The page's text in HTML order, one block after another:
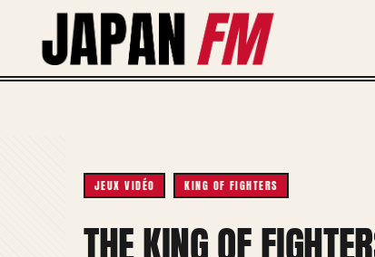
contenu
JEUX VIDÉO KING OF FIGHTERS